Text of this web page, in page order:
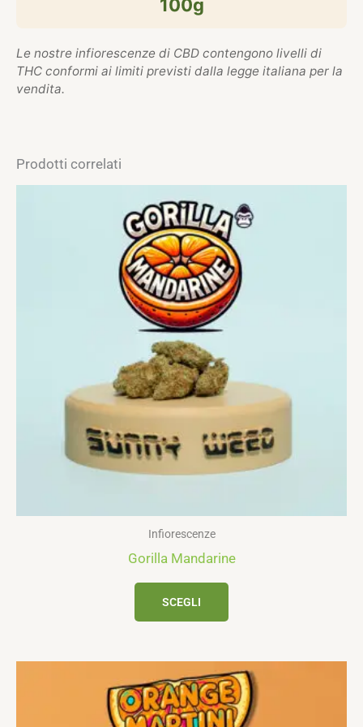
100g
Le nostre infiorescenze di CBD contengono livelli di
THC conformi ai limiti previsti dalla legge italiana per la
vendita.
Prodotti correlati
Infiorescenze
Gorilla Mandarine
SCEGLI
prodotto
ha
più
varianti.
Le
essere
pagina
del
Questo
prodotto
ha